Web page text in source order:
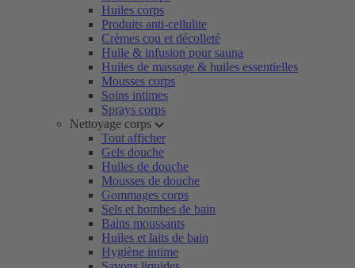
Huiles corps
Produits anti-cellulite
Crèmes cou et décolleté
Huile & infusion pour sauna
Huiles de massage & huiles essentielles
Mousses corps
Soins intimes
Sprays corps
Nettoyage corps
Tout afficher
Gels douche
Huiles de douche
Mousses de douche
Gommages corps
Sels et bombes de bain
Bains moussants
Huiles et laits de bain
Hygiène intime